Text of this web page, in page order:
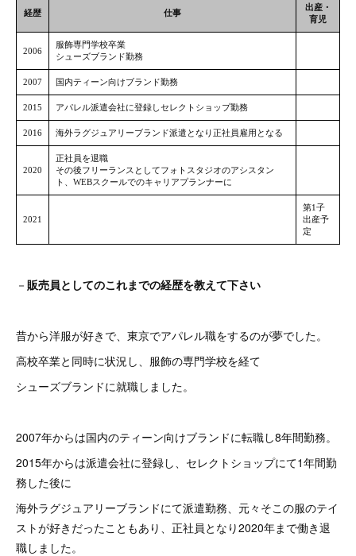
－ 販売員としてのこれまでの経歴を教えて下さい
昔から洋服が好きで、東京でアパレル職をするのが夢でした。
高校卒業と同時に状況し、服飾の専門学校を経て
シューズブランドに就職しました。
2007年からは国内のティーン向けブランドに転職し8年間勤務。
2015年からは派遣会社に登録し、セレクトショップにて1年間勤
務した後に
海外ラグジュアリーブランドにて派遣勤務、元々そこの服のテイ
ストが好きだったこともあり、正社員となり2020年まで働き退
職しました。